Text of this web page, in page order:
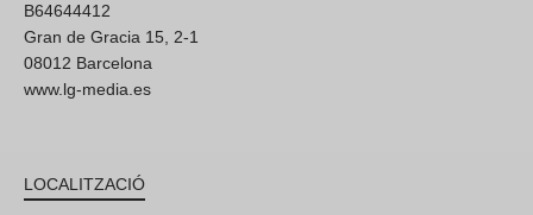
B64644412
Gran de Gracia 15, 2-1
08012 Barcelona
www.lg-media.es
LOCALITZACIÓ